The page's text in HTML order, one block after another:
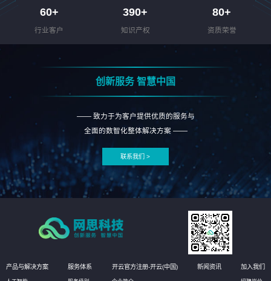
60+
行业客户
390+
知识产权
80+
资质荣誉
创新服务 智慧中国
—— 致力于为客户提供优质的服务与
全面的数智化整体解决方案 ——
联系我们 >
产品与解决方案 服务体系 开云官方注册-开云(中国) 新闻资讯 加入我们